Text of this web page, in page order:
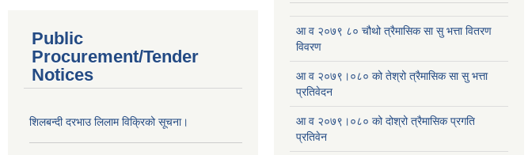
Public
Procurement/Tender
Notices
शिलबन्दी दरभाउ लिलाम विक्रिको सूचना।
आ व २०७९ ८० चौथो त्रैमासिक सा सु भत्ता वितरण
विवरण
आ व २०७९।०८० को तेश्रो त्रैमासिक सा सु भत्ता
प्रतिवेदन
आ व २०७९।०८० को दोश्रो त्रैमासिक प्रगति
प्रतिवेन